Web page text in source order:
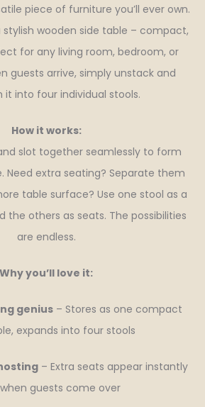
piece of furniture you’ll ever own.
stylish wooden side table – compact,
for any living room, bedroom, or
guests arrive, simply unstack and
it into four individual stools.
How it works:
slot together seamlessly to form
Need extra seating? Separate them
table surface? Use one stool as a
the others as seats. The possibilities
are endless.
Why you’ll love it:
genius – Stores as one compact
expands into four stools
– Extra seats appear instantly
when guests come over